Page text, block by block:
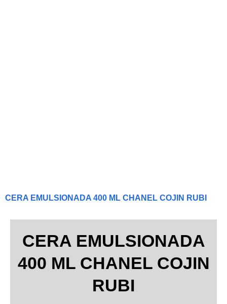
CERA EMULSIONADA 400 ML CHANEL COJIN RUBI
CERA EMULSIONADA
400 ML CHANEL COJIN
RUBI